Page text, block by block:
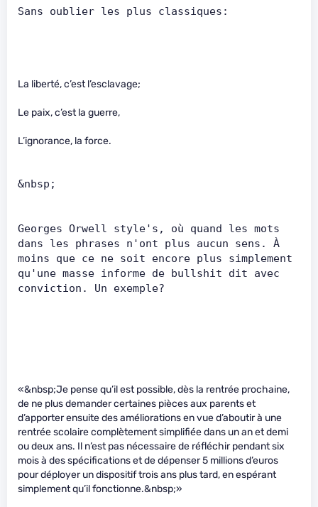
Sans oublier les plus classiques:
La liberté, c’est l’esclavage;
Le paix, c’est la guerre,
L’ignorance, la force.
&nbsp;
Georges Orwell style's, où quand les mots
dans les phrases n'ont plus aucun sens. À
moins que ce ne soit encore plus simplement
qu'une masse informe de bullshit dit avec
conviction. Un exemple?
«&nbsp;Je pense qu’il est possible, dès la rentrée prochaine,
de ne plus demander certaines pièces aux parents et
d’apporter ensuite des améliorations en vue d’aboutir à une
rentrée scolaire complètement simplifiée dans un an et demi
ou deux ans. Il n’est pas nécessaire de réfléchir pendant six
mois à des spécifications et de dépenser 5 millions d’euros
pour déployer un dispositif trois ans plus tard, en espérant
simplement qu’il fonctionne.&nbsp;»